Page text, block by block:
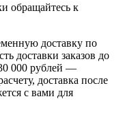
обращайтесь к
доставку по
доставки заказов до
000 рублей —
доставка после
с вами для